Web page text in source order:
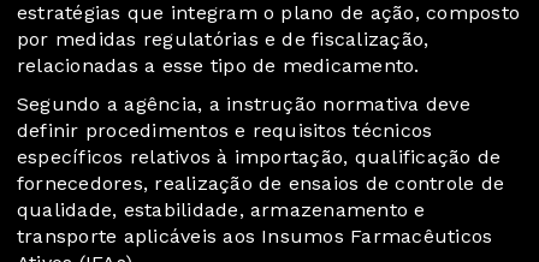
estratégias que integram o plano de ação, composto
por medidas regulatórias e de fiscalização,
relacionadas a esse tipo de medicamento.
Segundo a agência, a instrução normativa deve
definir procedimentos e requisitos técnicos
específicos relativos à importação, qualificação de
fornecedores, realização de ensaios de controle de
qualidade, estabilidade, armazenamento e
transporte aplicáveis aos Insumos Farmacêuticos